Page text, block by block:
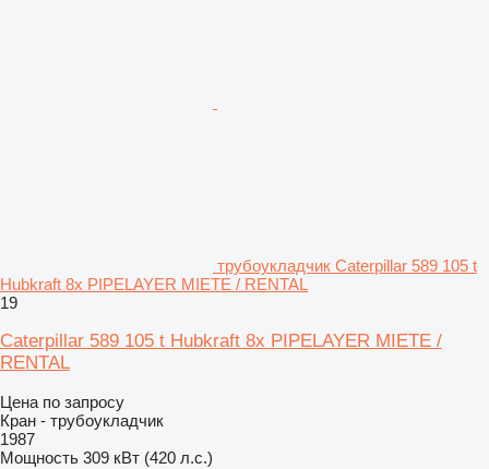
трубоукладчик Caterpillar 589 105 t
Hubkraft 8x PIPELAYER MIETE / RENTAL
19
Caterpillar 589 105 t Hubkraft 8x PIPELAYER MIETE /
RENTAL
Цена по запросу
Кран - трубоукладчик
1987
Мощность 309 кВт (420 л.с.)